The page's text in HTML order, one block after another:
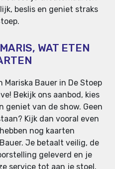
beslis en geniet straks
WAT ETEN
Bauer in De Stoep
Bekijk ons aanbod, kies
geniet van de show. Geen
Kijk dan vooral even
nog kaarten
Je betaalt veilig, de
geleverd en je
service tot aan je stoel.